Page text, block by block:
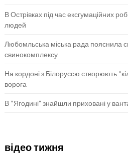
В Острівках під час ексгумаційних
людей
Любомльська міська рада пояснила
свинокомплексу
На кордоні з Білоруссю створюють
ворога
В “Ягодині” знайшли приховані у
відео тижня